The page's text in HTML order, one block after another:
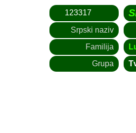
123317
Srpski naziv
Familija
Grupa